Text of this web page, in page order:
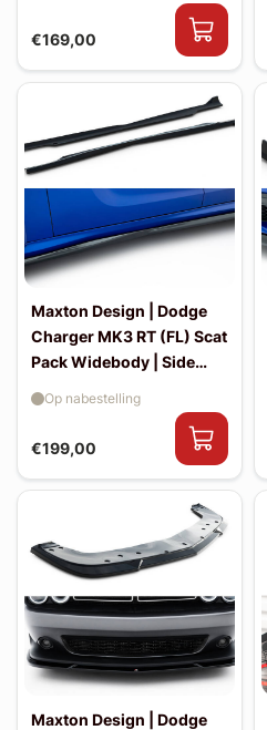
€169,00
Maxton Design | Dodge
Charger MK3 RT (FL) Scat
Pack Widebody | Side
€199,00
Op nabestelling
Maxton Design | Dodge